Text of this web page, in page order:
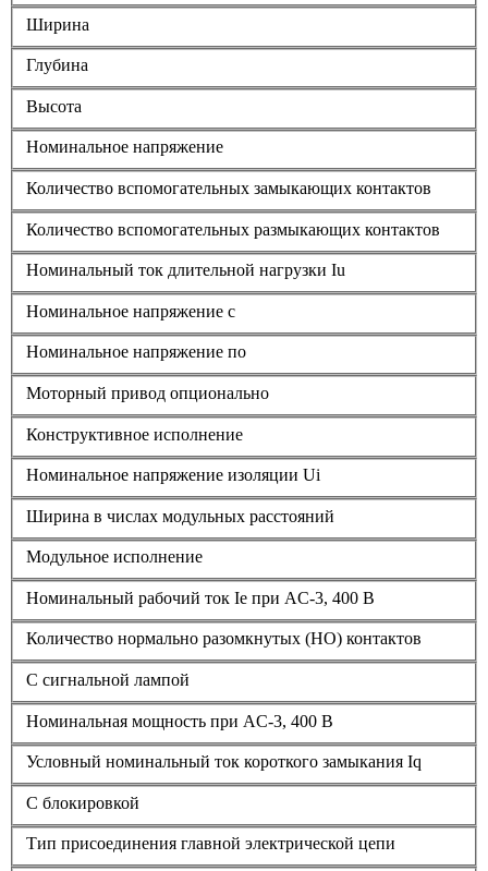
Ширина
Глубина
Высота
Номинальное напряжение
Количество вспомогательных замыкающих контактов
Количество вспомогательных размыкающих контактов
Номинальный ток длительной нагрузки Iu
Номинальное напряжение с
Номинальное напряжение по
Моторный привод опционально
Конструктивное исполнение
Номинальное напряжение изоляции Ui
Ширина в числах модульных расстояний
Модульное исполнение
Номинальный рабочий ток Ie при AC-3, 400 В
Количество нормально разомкнутых (НО) контактов
С сигнальной лампой
Номинальная мощность при AC-3, 400 В
Условный номинальный ток короткого замыкания Iq
С блокировкой
Тип присоединения главной электрической цепи